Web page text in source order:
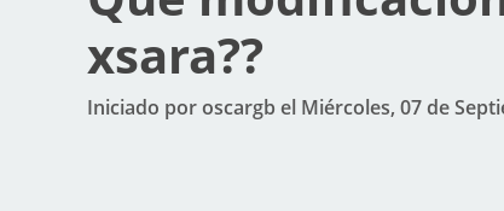
xsara??
Iniciado por oscargb el Miércoles, 07 de